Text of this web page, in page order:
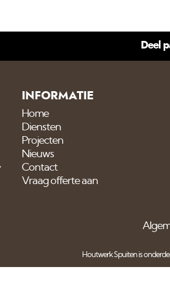
Deel
INFORMATIE
Home
Diensten
Projecten
Nieuws
Contact
Vraag offerte aan
Houtwerk Spuiten is